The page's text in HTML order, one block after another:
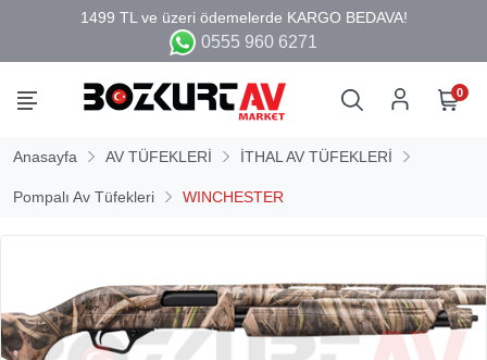
0555 960 6271
0
Anasayfa AV TÜFEKLERİ İTHAL AV TÜFEKLERİ
Pompalı Av Tüfekleri WINCHESTER